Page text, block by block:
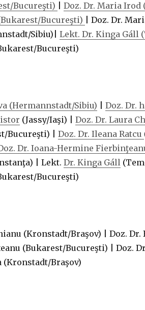
Bucureşti)
Doz. Dr. Maria
Bucureşti)
| Doz. Dr.
Sibiu)| Lekt. Dr. Kinga Gáll
Bucureşti)
(Hermannstadt/Sibiu) Doz. Dr.
(Jassy/Iaşi) | Doz. Dr. Laura
Bucureşti) | Doz. Dr. Ileana Ratcu
Dr. Ioana-Hermine
| Lekt. Dr. Kinga Gáll
Bucureşti)
(Kronstadt/Braşov) | Doz.
(Bukarest/Bucureşti) | Doz.
(Kronstadt/Braşov)